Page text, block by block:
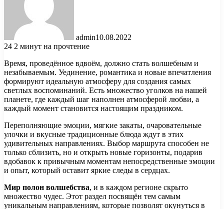
admin10.08.2022
24 2 минут на прочтение
Время, проведённое вдвоём, должно стать волшебным и
незабываемым. Уединение, романтика и новые впечатления
формируют идеальную атмосферу для создания самых
светлых воспоминаний. Есть множество уголков на нашей
планете, где каждый шаг наполнен атмосферой любви, а
каждый момент становится настоящим праздником.
Переполняющие эмоции, мягкие закаты, очаровательные
улочки и вкусные традиционные блюда ждут в этих
удивительных направлениях. Выбор маршрута способен не
только сблизить, но и открыть новые горизонты, подарив
вдобавок к привычным моментам непосредственные эмоции
и опыт, который оставит яркие следы в сердцах.
Мир полон волшебства, и в каждом регионе скрыто
множество чудес. Этот раздел посвящён тем самым
уникальным направлениям, которые позволят окунуться в